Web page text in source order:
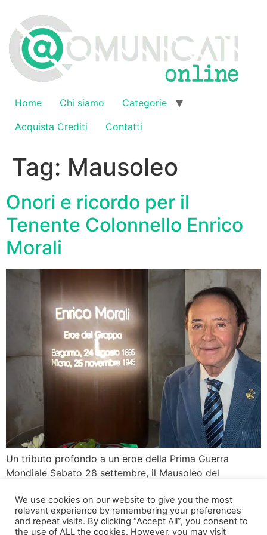
contenuto
Home Chi siamo
Categorie
Acquista Crediti
Contatti
Tag: Mausoleo
Onori e ricordo per il
Tenente Colonnello Enrico
Morali
Un tributo profondo a un eroe della Prima Guerra
Mondiale Sabato 28 settembre, il Mausoleo del
accolto una cerimonia emozionante per rendere
omaggio al Tenente Colonnello Enrico Morali. L’urna
contenente le sue ceneri ha trovato la sua collocazione
We use cookies on our website to give you the most
relevant experience by remembering your preferences
and repeat visits. By clicking “Accept All”, you consent to
the use of ALL the cookies. However, you may visit